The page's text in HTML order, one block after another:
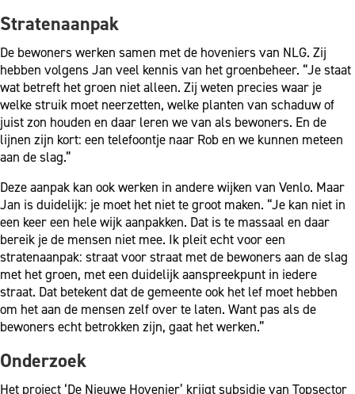
Stratenaanpak
De bewoners werken samen met de hoveniers van NLG. Zij
hebben volgens Jan veel kennis van het groenbeheer. “Je staat
wat betreft het groen niet alleen. Zij weten precies waar je
welke struik moet neerzetten, welke planten van schaduw of
juist zon houden en daar leren we van als bewoners. En de
lijnen zijn kort: een telefoontje naar Rob en we kunnen meteen
aan de slag.”
Deze aanpak kan ook werken in andere wijken van Venlo. Maar
Jan is duidelijk: je moet het niet te groot maken. “Je kan niet in
een keer een hele wijk aanpakken. Dat is te massaal en daar
bereik je de mensen niet mee. Ik pleit echt voor een
stratenaanpak: straat voor straat met de bewoners aan de slag
met het groen, met een duidelijk aanspreekpunt in iedere
straat. Dat betekent dat de gemeente ook het lef moet hebben
om het aan de mensen zelf over te laten. Want pas als de
bewoners echt betrokken zijn, gaat het werken.”
Onderzoek
Het project ‘De Nieuwe Hovenier’ krijgt subsidie van Topsector